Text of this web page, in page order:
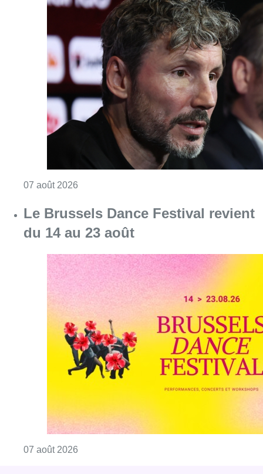
07 août 2026
Le Brussels Dance Festival revient
du 14 au 23 août
07 août 2026